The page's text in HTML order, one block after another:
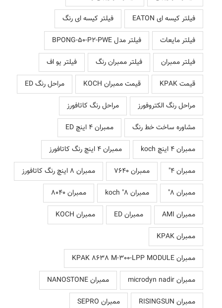
فیلتر کیسه ای EATON
فیلتر کیسه ای رنگ
فیلتر مایعات
فیلتر مدل BPONG-50-P2-PWE
فیلتر ممبران
فیلتر ممبران رنگ
فیلتر یو اف
قیمت KPAK
قیمت ممبران KOCH
مراحل رنگ ED
مراحل رنگ الکتروفورز
مراحل رنگ کاتافورز
مشاوره ساخت خط رنگ
ممبران 4 اینچ ED
ممبران 4 اینچ koch
ممبران 4 اینچ رنگ کاتافورز
ممبران 4"
ممبران 7640
ممبران 8 اینچ رنگ کاتافورز
ممبران 8"
ممبران 8" koch
ممبران 8040
ممبران AMI
ممبران ED
ممبران KOCH
ممبران KPAK
ممبران KPAK 8638 M-300-LPP MODULE
ممبران microdyn nadir
ممبران NANOSTONE
ممبران RISINGSUN
ممبران SEPRO